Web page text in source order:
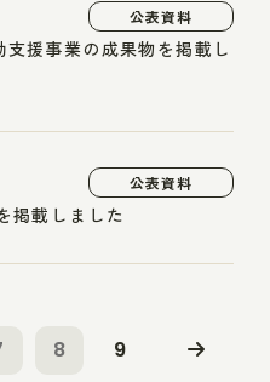
公表資料
援事業の成果物を掲載し
公表資料
掲載しました
8 9